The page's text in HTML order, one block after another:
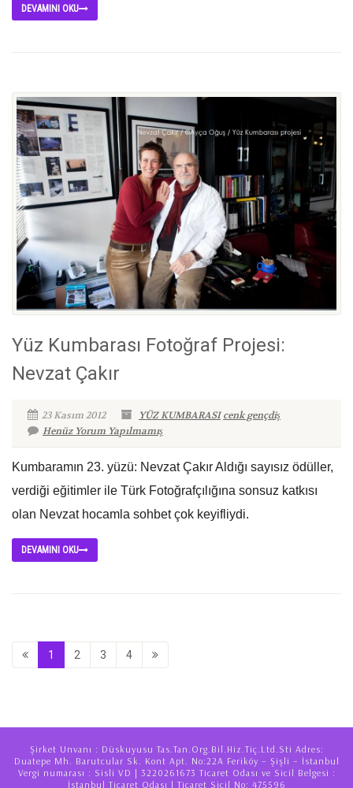
DEVAMINI OKU
Yüz Kumbarası Fotoğraf Projesi:
Nevzat Çakır
23 Kasım 2012 YÜZ KUMBARASI cenk gençdiş
Henüz Yorum Yapılmamış
Kumbaramın 23. yüzü: Nevzat Çakır Aldığı sayısız ödüller,
verdiği eğitimler ile Türk Fotoğrafçılığına sonsuz katkısı
olan Nevzat hocamla sohbet çok keyifliydi.
DEVAMINI OKU
1 2 3 4
Şirket Unvanı : Düskuyusu Tas.Tan.Org.Bil.Hiz.Tiç.Ltd.Sti Adres:
Duatepe Mh. Barutcular Sk. Kont Apt. No:22A Feriköy – Şişli – İstanbul
Vergi numarası : Sisli VD | 3220261673 Ticaret Odası ve Sicil Belgesi :
İstanbul Ticaret Odası | Ticaret Sicil No: 475596